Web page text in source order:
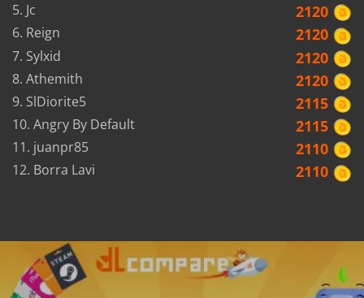
5. Jc 2120
6. Reign 2120
7. Sylxid 2120
8. Athemith 2120
9. SlDiorite5 2115
10. Angry By Default 2115
11. juanpr85 2110
12. Borra Lavi 2110